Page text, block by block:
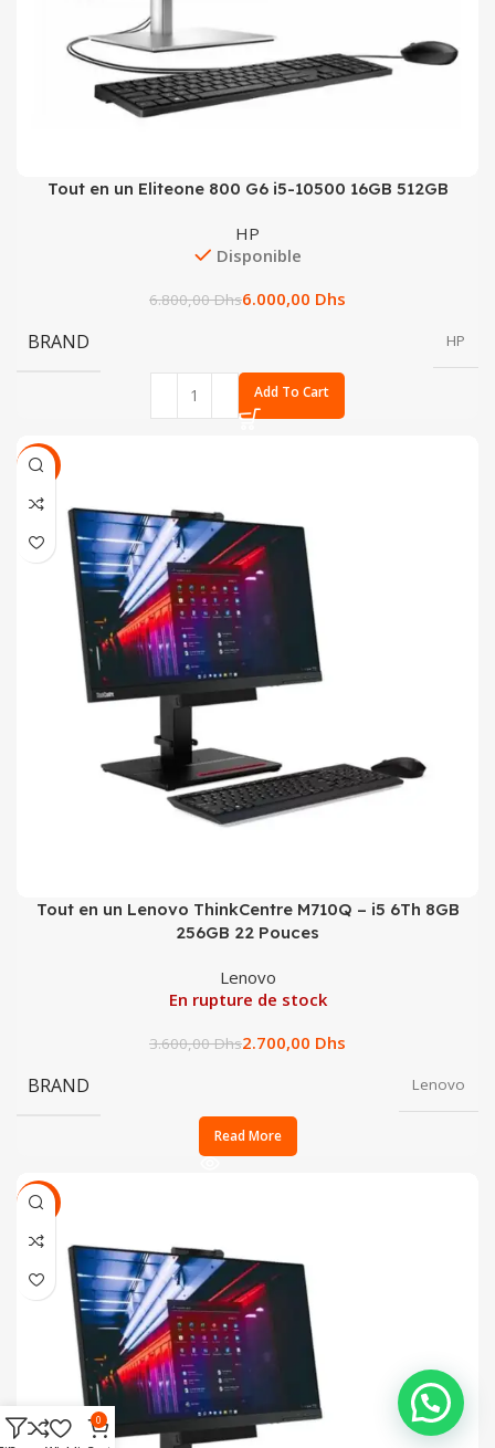
Tout en un Eliteone 800 G6 i5-10500 16GB 512GB
HP
Disponible
6.800,00Dhs6.000,00 Dhs
BRAND HP
Add To Cart
SALE
Tout en un Lenovo ThinkCentre M710Q – i5 6Th 8GB
256GB 22 Pouces
Lenovo
En rupture de stock
3.600,00Dhs2.700,00 Dhs
BRAND Lenovo
Read More
SALE
0